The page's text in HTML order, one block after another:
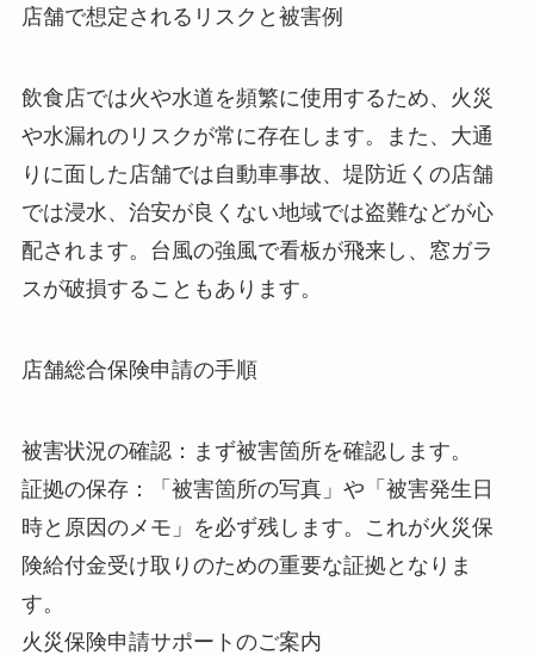
店舗で想定されるリスクと被害例
飲食店では火や水道を頻繁に使用するため、火災
や水漏れのリスクが常に存在します。また、大通
りに面した店舗では自動車事故、堤防近くの店舗
では浸水、治安が良くない地域では盗難などが心
配されます。台風の強風で看板が飛来し、窓ガラ
スが破損することもあります。
店舗総合保険申請の手順
被害状況の確認：まず被害箇所を確認します。
証拠の保存：「被害箇所の写真」や「被害発生日
時と原因のメモ」を必ず残します。これが火災保
険給付金受け取りのための重要な証拠となりま
す。
火災保険申請サポートのご案内